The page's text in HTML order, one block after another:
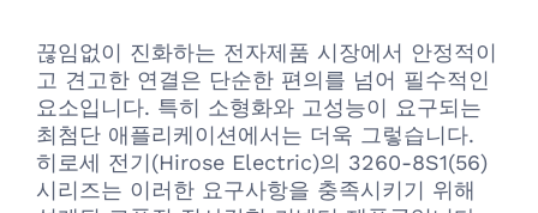
끊임없이 진화하는 전자제품 시장에서 안정적이
고 견고한 연결은 단순한 편의를 넘어 필수적인
요소입니다. 특히 소형화와 고성능이 요구되는
최첨단 애플리케이션에서는 더욱 그렇습니다.
히로세 전기(Hirose Electric)의 3260-8S1(56)
시리즈는 이러한 요구사항을 충족시키기 위해